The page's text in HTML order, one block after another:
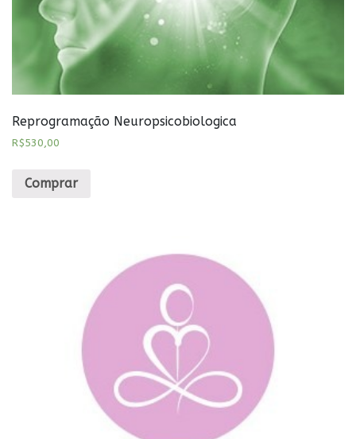
Reprogramação Neuropsicobiologica
R$530,00
Comprar